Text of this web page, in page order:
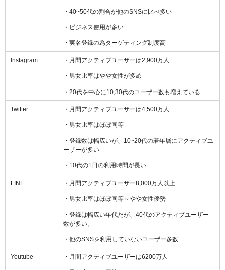
・40~50代の割合が他のSNSに比べ多い
・ビジネス使用が多い
・実名登録の為ターゲティング制度高
Instagram ・月間アクティブユーザーは2,900万人
・男女比率はやや女性が多め
・20代を中心に10,30代のユーザー数も増えている
Twitter ・月間アクティブユーザーは4,500万人
・男女比率はほぼ同等
・登録数は幅広いが、10~20代の若年層にアクティブユ
ーザーが多い
・10代の1日の利用時間が長い
LINE ・月間アクティブユーザー8,000万人以上
・男女比率はほぼ同等～やや女性優勢
・登録は幅広い年代だが、40代のアクティブユーザー
数が多い。
・他のSNSを利用していないユーザー多数
Youtube ・月間アクティブユーザーは6200万人